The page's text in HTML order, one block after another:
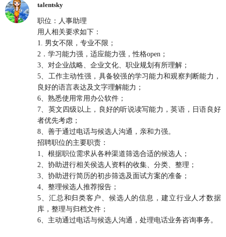
talentsky
职位：人事助理
用人相关要求如下：
1. 男女不限，专业不限；
2．学习能力强，适应能力强，性格open；
3、对企业战略、企业文化、职业规划有所理解；
5、工作主动性强，具备较强的学习能力和观察判断能力，
良好的语言表达及文字理解能力；
6、熟悉使用常用办公软件；
7、英文四级以上，良好的听说读写能力，英语，日语良好
者优先考虑；
8、善于通过电话与候选人沟通，亲和力强。
招聘职位的主要职责：
1、根据职位需求从各种渠道筛选合适的候选人；
2、协助进行相关侯选人资料的收集、分类、整理；
3、协助进行简历的初步筛选及面试方案的准备；
4、整理候选人推荐报告；
5、汇总和归类客户、候选人的信息，建立行业人才数据
库，整理与归档文件；
6、主动通过电话与候选人沟通，处理电话业务咨询事务。